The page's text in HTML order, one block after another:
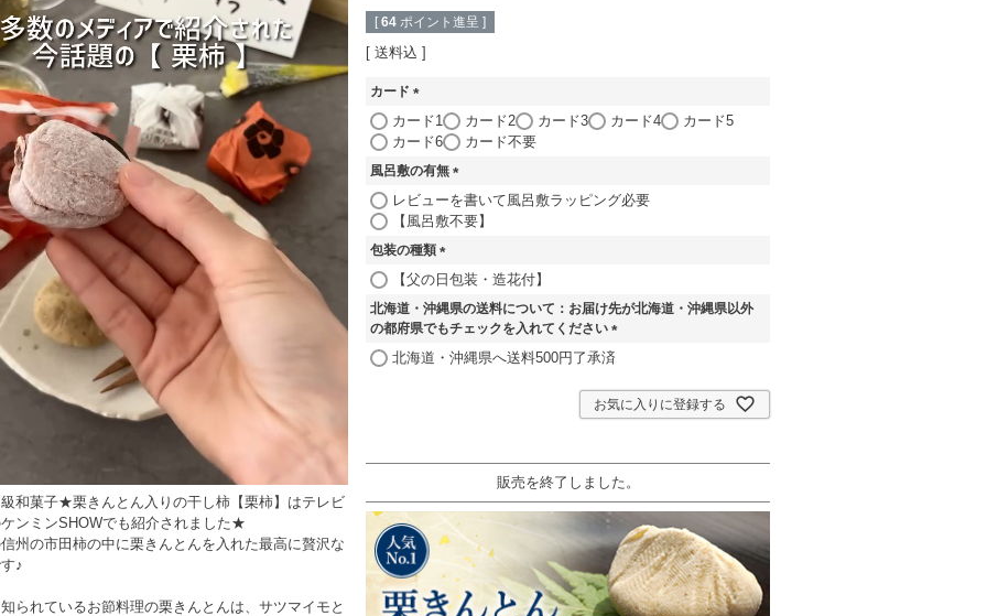
和菓子★栗きんとん入りの干し柿【栗柿】はテレビ
ンミンSHOWでも紹介されました★
州の市田柿の中に栗きんとんを入れた最高に贅沢な
♪
られているお節料理の栗きんとんは、サツマイモと
[ 64 ポイント進呈 ]
送料込
カード
(
必
)
カード1 カード2 カード3 カード4
カード5
カード6
カード不要
風呂敷の有無
(
必
レビューを書いて風呂敷ラッピング必要
【風呂敷不要】
包装の種類
(
須
)
【父の日包装・造花付】
北海道・沖縄県の送料について：お届け先が北海道・沖縄県以外
の都府県でもチェックを入れてください
(
須
)
北海道・沖縄県へ送料500円了承済
お気に入りに登録する
販売を終了しました。